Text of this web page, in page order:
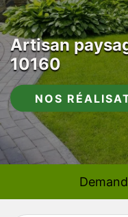
Artisan
10160
NOS